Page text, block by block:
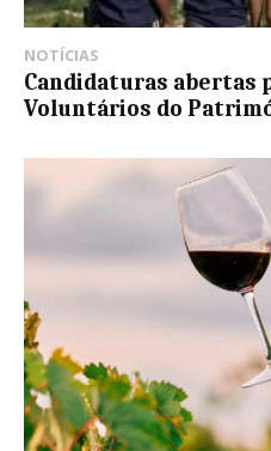
NOTÍCIAS
Candidaturas abertas
Voluntários do